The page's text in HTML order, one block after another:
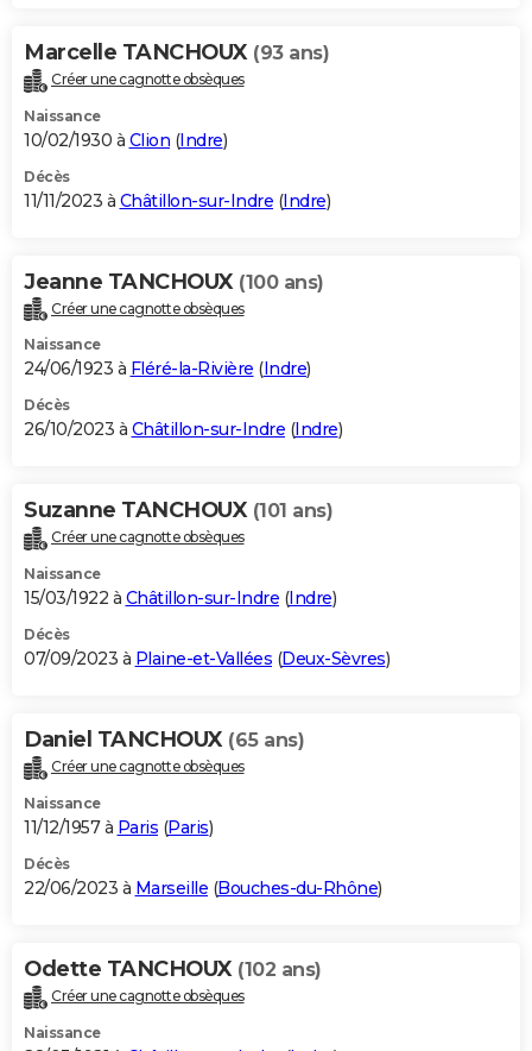
Marcelle TANCHOUX (93 ans)
Créer une cagnotte obsèques
Naissance
10/02/1930 à Clion (Indre)
Décès
11/11/2023 à Châtillon-sur-Indre (Indre)
Jeanne TANCHOUX (100 ans)
Créer une cagnotte obsèques
Naissance
24/06/1923 à Fléré-la-Rivière (Indre)
Décès
26/10/2023 à Châtillon-sur-Indre (Indre)
Suzanne TANCHOUX (101 ans)
Créer une cagnotte obsèques
Naissance
15/03/1922 à Châtillon-sur-Indre (Indre)
Décès
07/09/2023 à Plaine-et-Vallées (Deux-Sèvres)
Daniel TANCHOUX (65 ans)
Créer une cagnotte obsèques
Naissance
11/12/1957 à Paris (Paris)
Décès
22/06/2023 à Marseille (Bouches-du-Rhône)
Odette TANCHOUX (102 ans)
Créer une cagnotte obsèques
Naissance